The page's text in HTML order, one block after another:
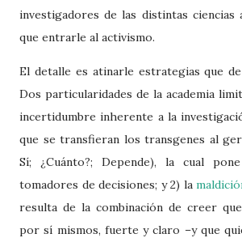
investigadores de las distintas ciencias
que entrarle al activismo.
El detalle es atinarle estrategias que
Dos particularidades de la academia
incertidumbre inherente a la
que se transfieran los transgenes al
Sí; ¿Cuánto?; Depende), la cual
tomadores de decisiones; y 2) la
resulta de la combinación de creer
por sí mismos, fuerte y claro –y que